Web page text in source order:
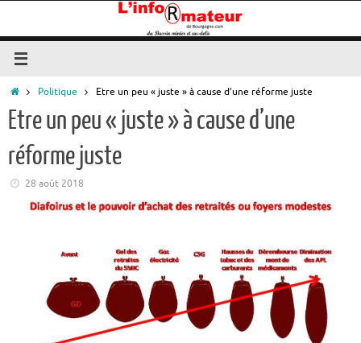
contenu
AccueilPolitique Etre un peu « juste » à cause d’une réforme juste
Etre un peu « juste » à cause d’une
réforme juste
28 août 2018